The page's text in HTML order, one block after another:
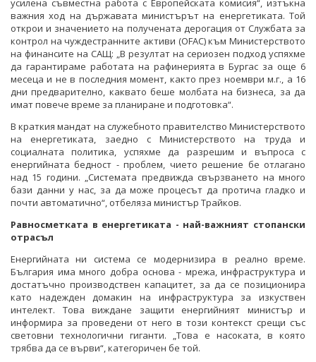
важния ход на държавата министърът на енергетиката. Той
открои и значението на получената дерогация от Службата за
контрол на чуждестранните активи (OFAC) към Министерството
на финансите на САЩ: „В резултат на сериозен подход успяхме
да гарантираме работата на рафинерията в Бургас за още 6
месеца и не в последния момент, както през ноември м.г., а 16
дни предварително, каквато беше молбата на бизнеса, за да
имат повече време за планиране и подготовка“.
В краткия мандат на служебното правителство Министерството
на енергетиката, заедно с Министерството на труда и
социалната политика, успяхме да разрешим и въпроса с
енергийната бедност - проблем, чието решение бе отлагано
над 15 години. „Системата предвижда свързването на много
бази данни у нас, за да може процесът да протича гладко и
почти автоматично“, отбеляза министър Трайков.
Равносметката в енергетиката - най-важният стопански
отрасъл
Енергийната ни система се модернизира в реално време.
България има много добра основа - мрежа, инфраструктура и
достатъчно производствен капацитет, за да се позиционира
като надежден домакин на инфраструктура за изкуствен
интелект. Това виждане защити енергийният министър и
информира за проведени от него в този контекст срещи със
световни технологични гиганти. „Това е насоката, в която
трябва да се върви“, категоричен бе той.